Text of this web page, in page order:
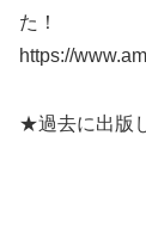
た！
https://
★過去に出版